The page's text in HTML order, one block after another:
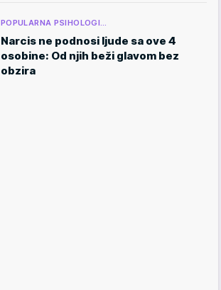
POPULARNA PSIHOLOGI…
Narcis ne podnosi ljude sa ove 4
osobine: Od njih beži glavom bez
obzira